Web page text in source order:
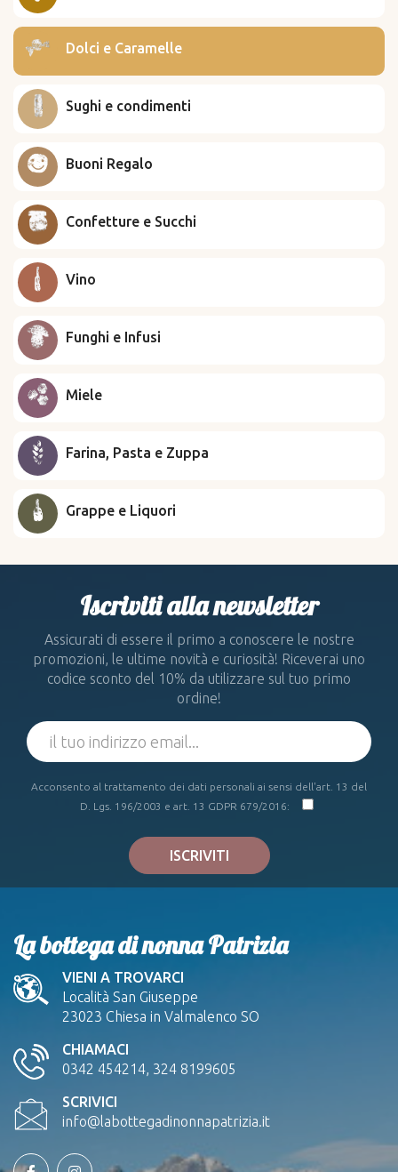
Dolci e Caramelle
Sughi e condimenti
Buoni Regalo
Confetture e Succhi
Vino
Funghi e Infusi
Miele
Farina, Pasta e Zuppa
Grappe e Liquori
Iscriviti alla newsletter
Assicurati di essere il primo a conoscere le nostre
promozioni, le ultime novità e curiosità! Riceverai uno
codice sconto del 10% da utilizzare sul tuo primo
ordine!
Acconsento al trattamento dei dati personali ai sensi dell'art. 13 del
D. Lgs. 196/2003 e art. 13 GDPR 679/2016:
ISCRIVITI
La bottega di nonna Patrizia
VIENI A TROVARCI
Località San Giuseppe
23023 Chiesa in Valmalenco SO
CHIAMACI
0342 454214, 324 8199605
SCRIVICI
info@labottegadinonnapatrizia.it